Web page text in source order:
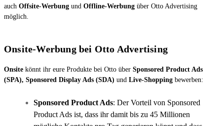
auch Offsite-Werbung und Offline-Werbung über Otto Advertising
möglich.
Onsite-Werbung bei Otto Advertising
Onsite könnt ihr eure Produkte bei Otto über Sponsored Product Ads
(SPA), Sponsored Display Ads (SDA) und Live-Shopping bewerben:
Sponsored Product Ads: Der Vorteil von Sponsored
Product Ads ist, dass ihr damit bis zu 45 Millionen